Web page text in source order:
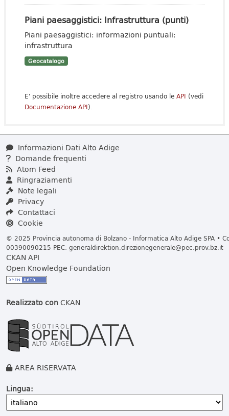
Piani paesaggistici: Infrastruttura (punti)
Piani paesaggistici: informazioni puntuali:
infrastruttura
Geocatalogo
E' possibile inoltre accedere al registro usando le API (vedi
Documentazione API).
Informazioni Dati Alto Adige
Domande frequenti
Atom Feed
Ringraziamenti
Note legali
Privacy
Contattaci
Cookie
© 2025 Provincia autonoma di Bolzano - Informatica Alto Adige SPA •
00390090215 PEC: generaldirektion.direzionegenerale@pec.prov.bz.it
CKAN API
Open Knowledge Foundation
Realizzato conCKAN
AREA RISERVATA
Lingua